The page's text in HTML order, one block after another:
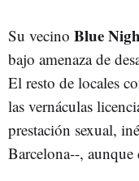
Su vecino Blue
bajo amenaza de
El resto de locales
las vernáculas
prestación sexual,
Barcelona--,